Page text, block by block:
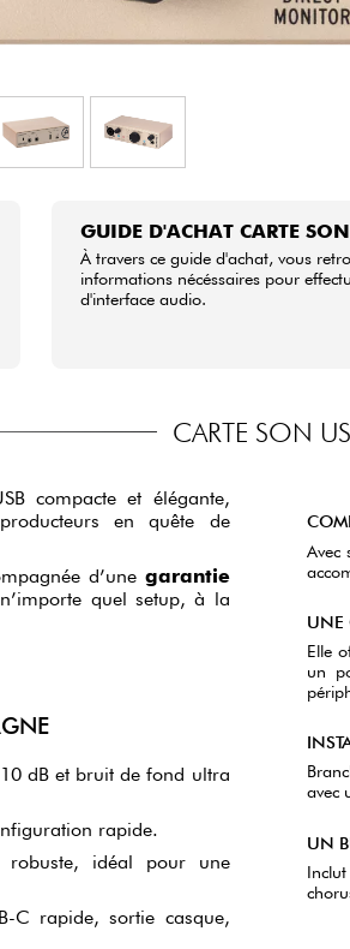
GUIDE D'ACHAT CARTE
À travers ce guide d'achat, vous
informations nécéssaires pour
d'interface audio.
CARTE SON
compacte et élégante,
en quête de
d’une garantie
quel setup, à la
dB et bruit de fond ultra
rapide.
idéal pour une
C rapide, sortie casque,
Avec
UNE
Elle
un
avec
UN